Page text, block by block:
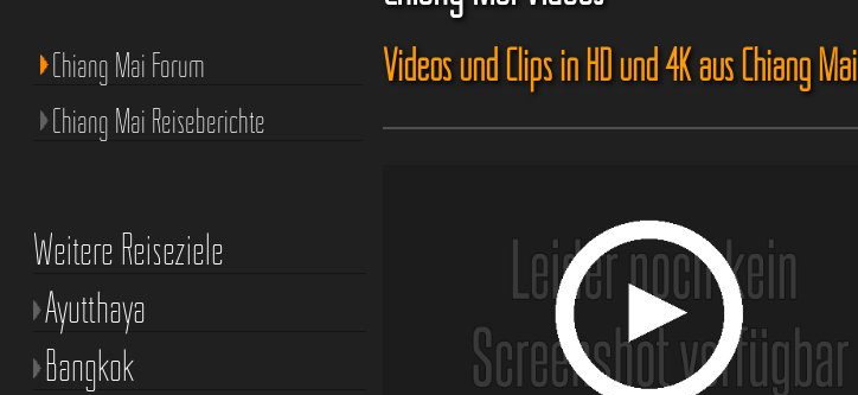
Videos und Clips in HD und 4K aus Chiang Mai
Chiang Mai Forum
Chiang Mai Reiseberichte
Weitere Reiseziele
Ayutthaya
Bangkok